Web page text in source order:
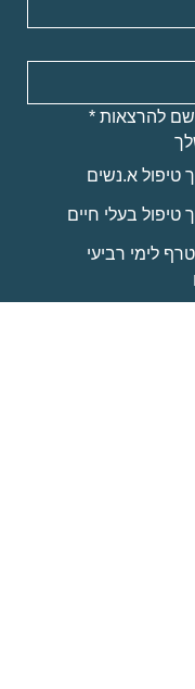
להרצאות *
טיפול א.נשים
טיפול בעלי חיים
לימי רביעי